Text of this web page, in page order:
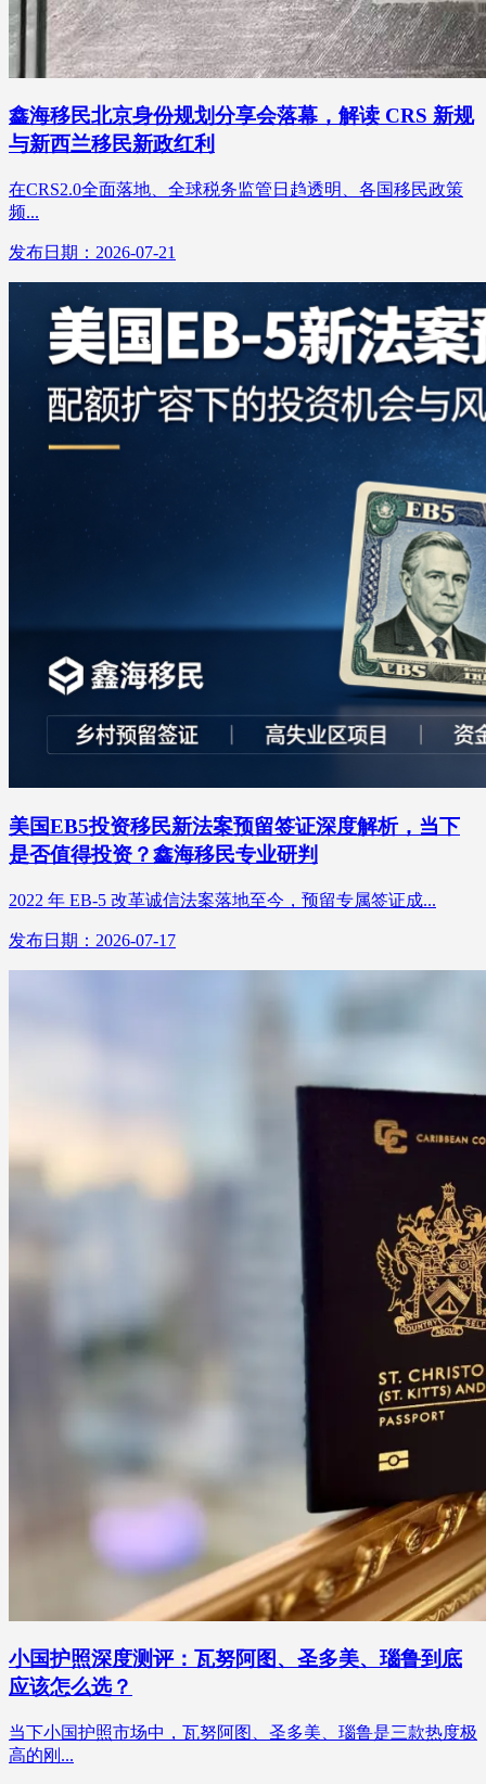
鑫海移民北京身份规划分享会落幕，解读 CRS 新规
与新西兰移民新政红利
在CRS2.0全面落地、全球税务监管日趋透明、各国移民政策
频...
发布日期：2026-07-21
美国EB5投资移民新法案预留签证深度解析，当下
是否值得投资？鑫海移民专业研判
2022 年 EB-5 改革诚信法案落地至今，预留专属签证成...
发布日期：2026-07-17
小国护照深度测评：瓦努阿图、圣多美、瑙鲁到底
应该怎么选？
当下小国护照市场中，瓦努阿图、圣多美、瑙鲁是三款热度极
高的刚...